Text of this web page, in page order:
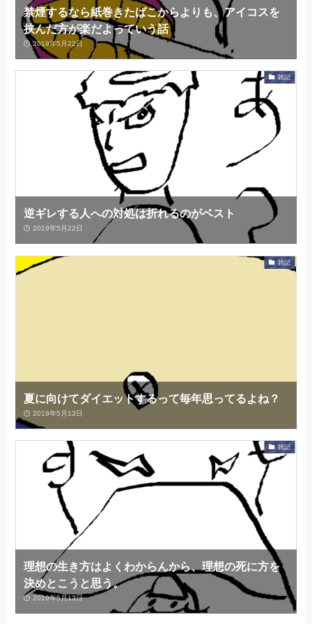
禁煙するなら紙巻きたばこからよりも、アイコスを
挟んだ方が楽だよっていう話
2019年5月22日
雑記
逆ギレする人への対処は折れるのがベスト
2019年5月22日
雑記
夏に向けてダイエットするって毎年思ってるよね？
2019年5月13日
雑記
理想の生き方はよくわからんから、理想の死に方を
決めとこうと思う。
2019年5月13日